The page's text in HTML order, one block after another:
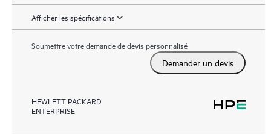
Afficher les spécifications
Soumettre votre demande de devis personnalisé
Demander un devis
HEWLETT PACKARD
ENTERPRISE